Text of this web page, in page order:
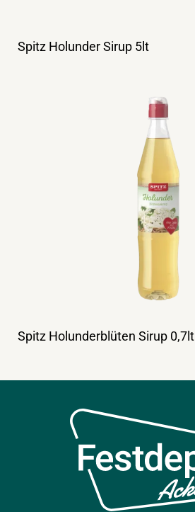
Spitz Holunder Sirup 5lt
Spitz Holunderblüten Sirup 0,7lt